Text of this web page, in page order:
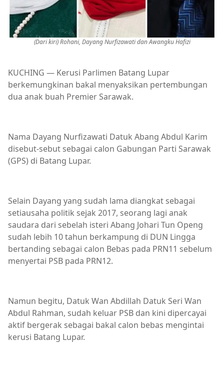
(Dari kiri) Rohani, Dayang Nurfizawati dan Awangku Hafizi
KUCHING — Kerusi Parlimen Batang Lupar
berkemungkinan bakal menyaksikan pertembungan
dua anak buah Premier Sarawak.
Nama Dayang Nurfizawati Datuk Abang Abdul Karim
disebut-sebut sebagai calon Gabungan Parti Sarawak
(GPS) di Batang Lupar.
Selain Dayang yang sudah lama diangkat sebagai
setiausaha politik sejak 2017, seorang lagi anak
saudara dari sebelah isteri Abang Johari Tun Openg
sudah lebih 10 tahun berkampung di DUN Lingga
bertanding sebagai calon Bebas pada PRN11 sebelum
menyertai PSB pada PRN12.
Namun begitu, Datuk Wan Abdillah Datuk Seri Wan
Abdul Rahman, sudah keluar PSB dan kini dipercayai
aktif bergerak sebagai bakal calon bebas mengintai
kerusi Batang Lupar.